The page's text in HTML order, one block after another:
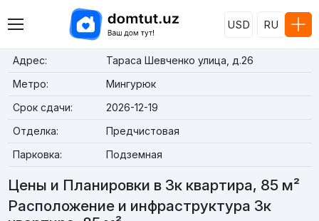
USD RU
Адрес:
Тараса Шевченко улица, д.26
Метро:
Мингурюк
Срок сдачи:
2026-12-19
Отделка:
Предчистовая
Парковка:
Подземная
Цены и Планировки в 3к квартира, 85 м²
Расположение и инфраструктура 3к